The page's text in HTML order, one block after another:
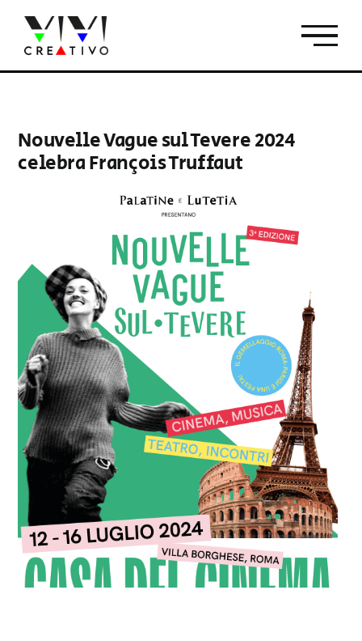
contenuto
Nouvelle Vague sul Tevere 2024
celebra François Truffaut